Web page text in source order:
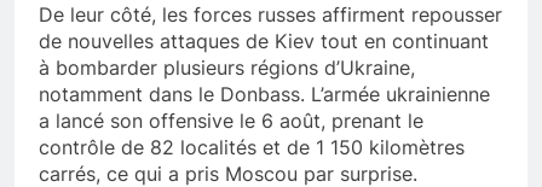
De leur côté, les forces russes affirment repousser
de nouvelles attaques de Kiev tout en continuant
à bombarder plusieurs régions d’Ukraine,
notamment dans le Donbass. L’armée ukrainienne
a lancé son offensive le 6 août, prenant le
contrôle de 82 localités et de 1 150 kilomètres
carrés, ce qui a pris Moscou par surprise.